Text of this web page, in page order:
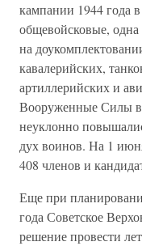
кампании 1944 года
общевойсковые, одна
на
кавалерийских,
артиллерийских и
Вооруженные Силы
неуклонно
дух воинов. На 1
408 членов и
Еще при
года Советское
решение провести